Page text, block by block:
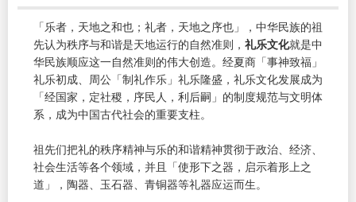
「乐者，天地之和也；礼者，天地之序也」，中华民族的祖
先认为秩序与和谐是天地运行的自然准则， 礼乐文化就是中
华民族顺应这一自然准则的伟大创造。经夏商「事神致福」
礼乐初成、周公「制礼作乐」礼乐隆盛，礼乐文化发展成为
「经国家，定社稷，序民人，利后嗣」的制度规范与文明体
系，成为中国古代社会的重要支柱。
祖先们把礼的秩序精神与乐的和谐精神贯彻于政治、经济、
社会生活等各个领域，并且「使形下之器，启示着形上之
道」，陶器、玉石器、青铜器等礼器应运而生。